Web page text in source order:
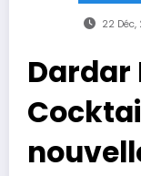
22 Déc,
Dardar